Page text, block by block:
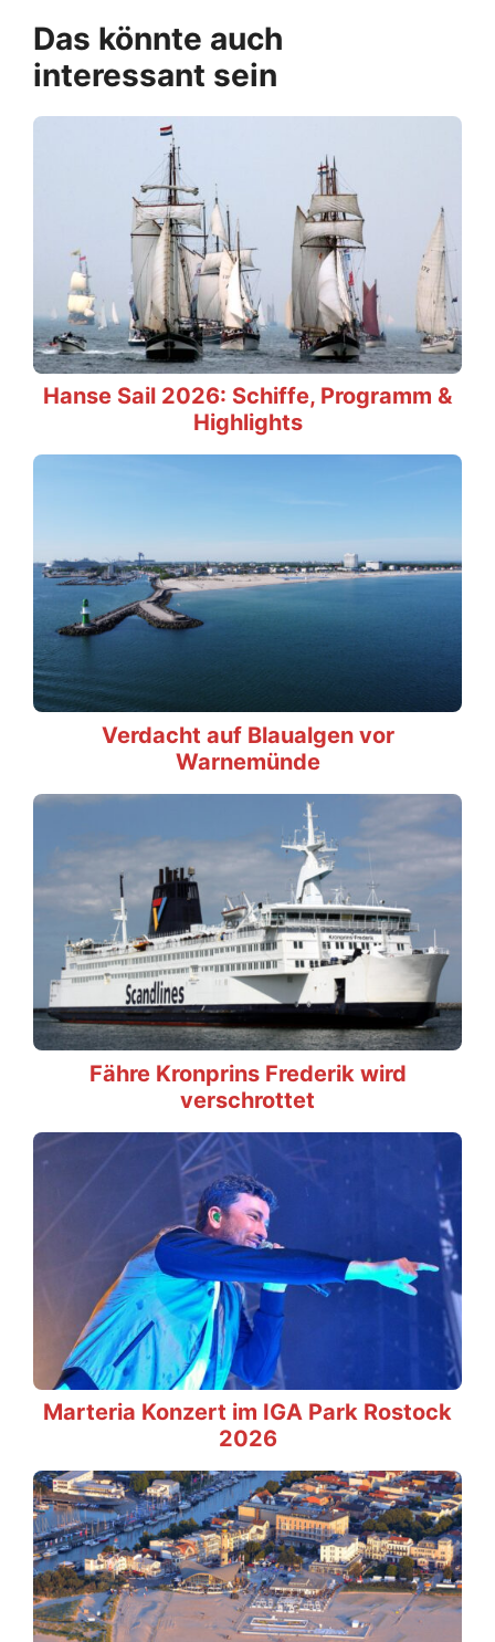
Das könnte auch
interessant sein
Hanse Sail 2026: Schiffe, Programm &
Highlights
Verdacht auf Blaualgen vor
Warnemünde
Fähre Kronprins Frederik wird
verschrottet
Marteria Konzert im IGA Park Rostock
2026